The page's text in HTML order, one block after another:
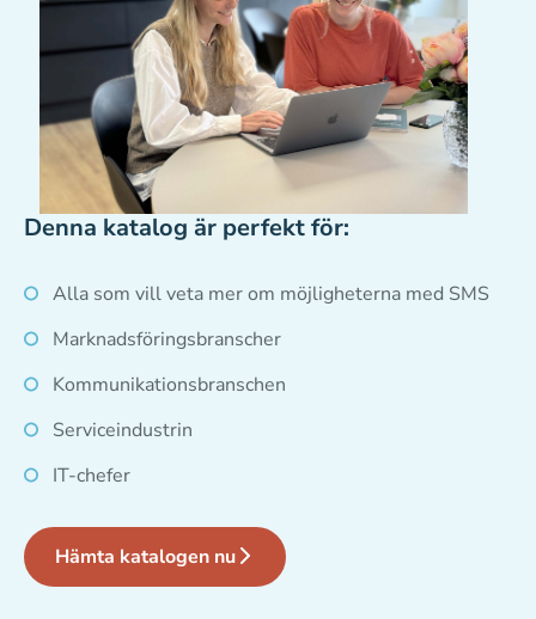
Denna katalog är perfekt för:
Alla som vill veta mer om möjligheterna med SMS
Marknadsföringsbranscher
Kommunikationsbranschen
Serviceindustrin
IT-chefer
Hämta katalogen nu